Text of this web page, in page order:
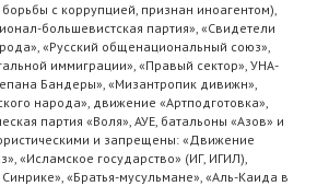
с коррупцией, признан иноагентом),
большевистская партия», «Свидетели
«Русский общенациональный союз»,
иммиграции», «Правый сектор», УНА-
Бандеры», «Мизантропик дивижн»,
народа», движение «Артподготовка»,
партия «Воля», АУЕ, батальоны «Азов» и
и запрещены: «Движение
«Исламское государство» (ИГ, ИГИЛ),
«Братья-мусульмане», «Аль-Каида в